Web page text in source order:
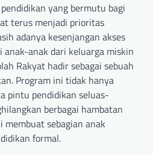
yang bermutu bagi
terus menjadi prioritas
adanya kesenjangan akses
anak dari keluarga miskin
Rakyat hadir sebagai sebuah
Program ini tidak hanya
pintu pendidikan seluas-
berbagai hambatan
sebagian anak
formal.